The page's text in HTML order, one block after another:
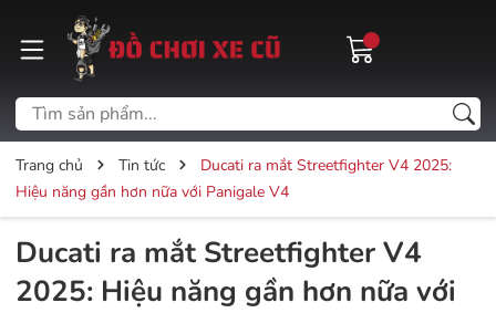
Trang chủ Tin tức
Ducati ra mắt Streetfighter V4 2025:
Hiệu năng gần hơn nữa với Panigale V4
Ducati ra mắt Streetfighter V4
2025: Hiệu năng gần hơn nữa với